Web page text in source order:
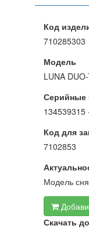
Код
710285303
Модель
LUNA
Серийные
134539315
Код для
7102853
Модель
Скачать